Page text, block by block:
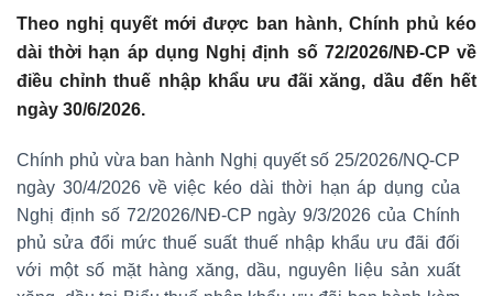
Theo nghị quyết mới được ban hành, Chính phủ kéo
dài thời hạn áp dụng Nghị định số 72/2026/NĐ-CP về
điều chỉnh thuế nhập khẩu ưu đãi xăng, dầu đến hết
ngày 30/6/2026.
Chính phủ vừa ban hành Nghị quyết số 25/2026/NQ-CP
ngày 30/4/2026 về việc kéo dài thời hạn áp dụng của
Nghị định số 72/2026/NĐ-CP ngày 9/3/2026 của Chính
phủ sửa đổi mức thuế suất thuế nhập khẩu ưu đãi đối
với một số mặt hàng xăng, dầu, nguyên liệu sản xuất